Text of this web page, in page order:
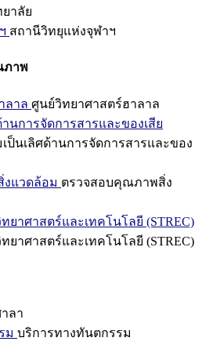
าลัย
สถานีวิทยุแห่งจุฬาฯ
ภาพ
ลาล ศูนย์วิทยาศาสตร์ฮาลาล
นการจัดการสารและของเสีย
ป็นเลิศด้านการจัดการสารและของ
แวดล้อม ตรวจสอบคุณภาพสิ่ง
ยาศาสตร์และเทคโนโลยี (STREC)
ยาศาสตร์และเทคโนโลยี (STREC)
ลา
ม บริการทางทันตกรรม